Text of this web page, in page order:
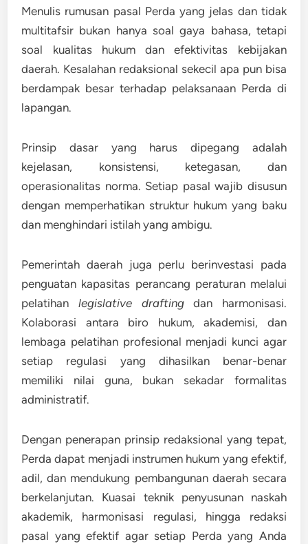
Menulis rumusan pasal Perda yang jelas dan tidak
multitafsir bukan hanya soal gaya bahasa, tetapi
soal kualitas hukum dan efektivitas kebijakan
daerah. Kesalahan redaksional sekecil apa pun bisa
berdampak besar terhadap pelaksanaan Perda di
lapangan.
Prinsip dasar yang harus dipegang adalah
kejelasan, konsistensi, ketegasan, dan
operasionalitas norma. Setiap pasal wajib disusun
dengan memperhatikan struktur hukum yang baku
dan menghindari istilah yang ambigu.
Pemerintah daerah juga perlu berinvestasi pada
penguatan kapasitas perancang peraturanmelalui
pelatihan legislative draftingdan harmonisasi.
Kolaborasi antara biro hukum, akademisi, dan
lembaga pelatihan profesional menjadi kunci agar
setiap regulasi yang dihasilkan benar-benar
memiliki nilai guna, bukan sekadar formalitas
administratif.
Dengan penerapan prinsip redaksional yang tepat,
Perda dapat menjadi instrumen hukum yang efektif,
adil, dan mendukung pembangunan daerah secara
berkelanjutan. Kuasai teknik penyusunan naskah
akademik, harmonisasi regulasi, hingga redaksi
pasal yang efektif agar setiap Perda yang Anda